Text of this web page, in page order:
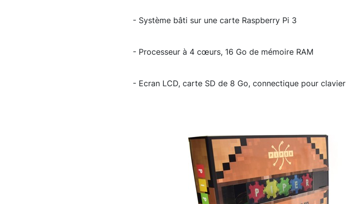
- Système bâti sur une carte Raspberry Pi 3
- Processeur à 4 cœurs, 16 Go de mémoire RAM
- Ecran LCD, carte SD de 8 Go, connectique pour clavier